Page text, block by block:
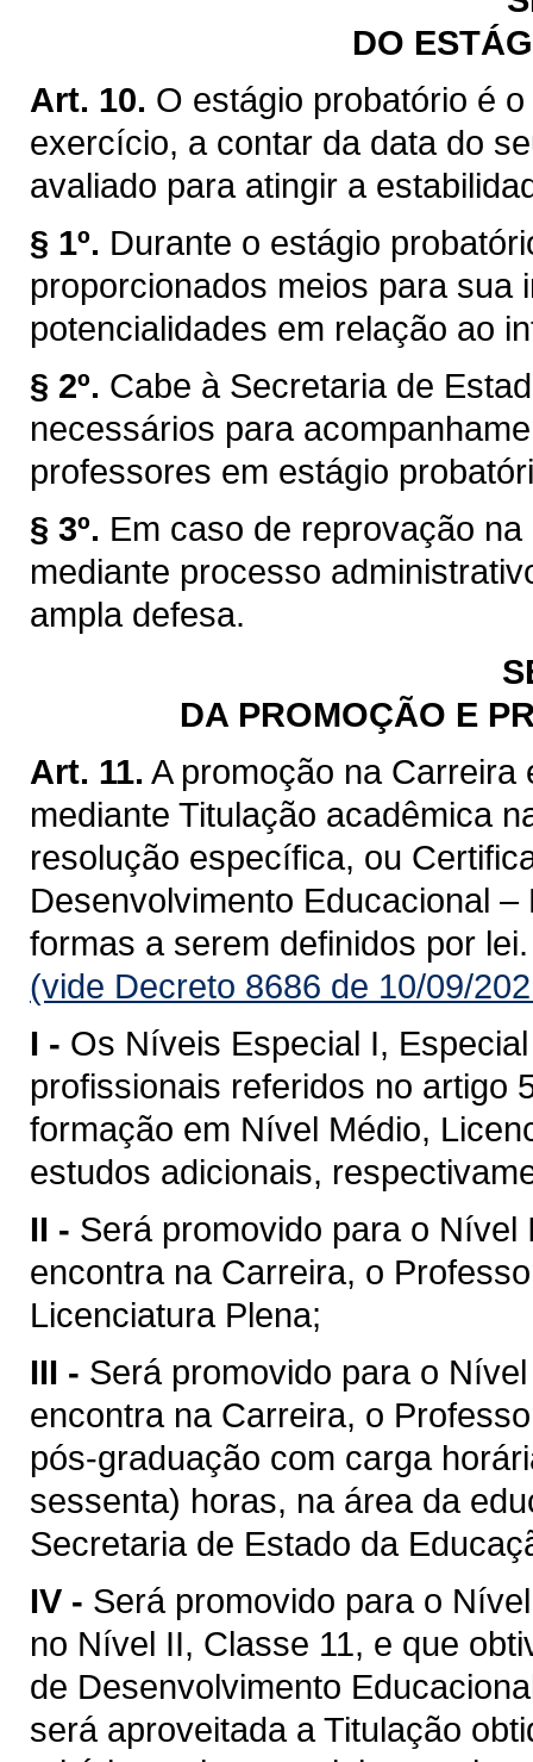
DO
Art. 10. O estágio probatório é
exercício, a contar da data do
avaliado para atingir a
§ 1º. Durante o estágio
proporcionados meios para sua
potencialidades em relação ao
§ 2º. Cabe à Secretaria de
necessários para
professores em estágio
§ 3º. Em caso de reprovação
mediante processo
ampla defesa.
DA PROMOÇÃO E
Art. 11. A promoção na
mediante Titulação acadêmica
resolução específica, ou
Desenvolvimento Educacional
formas a serem definidos por lei.
(vide Decreto 8686 de 10/09/
I - Os Níveis Especial I,
profissionais referidos no artigo
formação em Nível Médio,
estudos adicionais,
II - Será promovido para o
encontra na Carreira, o
Licenciatura Plena;
III - Será promovido para o
encontra na Carreira, o
pós-graduação com carga
sessenta) horas, na área da
Secretaria de Estado da
IV - Será promovido para o
no Nível II, Classe 11, e que
de Desenvolvimento
será aproveitada a Titulação